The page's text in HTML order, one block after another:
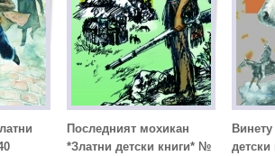
Последният мохикан
*Златни детски книги* №